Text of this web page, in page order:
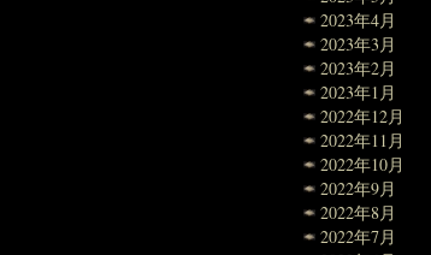
2023年4月
2023年3月
2023年2月
2023年1月
2022年12月
2022年11月
2022年10月
2022年9月
2022年8月
2022年7月